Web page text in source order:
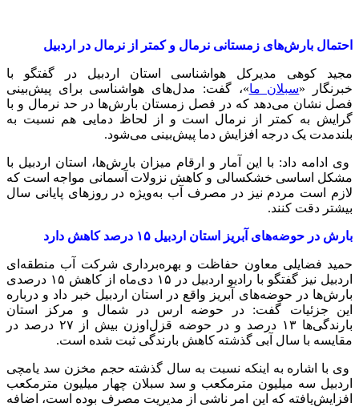
احتمال بارش‌های زمستانی نرمال و کمتر از نرمال در اردبیل
مجید کوهی مدیرکل هواشناسی استان اردبیل در گفتگو با
خبرنگار «سبلان ما»، گفت: مدل‌های هواشناسی برای پیش‌بینی
فصل نشان می‌دهد که در فصل زمستان بارش‌ها در حد نرمال و با
گرایش به کمتر از نرمال است و از لحاظ دمایی هم نسبت به
بلندمدت یک درجه افزایش دما پیش‌بینی می‌شود.
وی ادامه داد: با این آمار و ارقام میزان بارش‌ها، استان اردبیل با
مشکل اساسی خشکسالی و کاهش نزولات آسمانی مواجه است که
لازم است مردم نیز در مصرف آب به‌ویژه در روزهای پایانی سال
بیشتر دقت کنند.
بارش در حوضه‌های آبریز استان اردبیل ۱۵ درصد کاهش دارد
حمید فضایلی معاون حفاظت و بهره‌برداری شرکت آب منطقه‌ای
اردبیل نیز گفتگو با رادیو اردبیل در ۱۵ دی‌ماه از کاهش ۱۵ درصدی
بارش‌ها در حوضه‌های آبریز واقع در استان اردبیل خبر داد و درباره
این جزئیات گفت: در حوضه ارس در شمال و مرکز استان
بارندگی‌ها ۱۳ درصد و در حوضه قزل‌اوزن بیش از ۲۷ درصد در
مقایسه با سال آبی گذشته کاهش بارندگی ثبت شده است.
وی با اشاره به اینکه نسبت به سال گذشته حجم مخزن سد یامچی
اردبیل سه میلیون مترمکعب و سد سبلان چهار میلیون مترمکعب
افزایش‌یافته که این امر ناشی از مدیریت مصرف بوده است، اضافه